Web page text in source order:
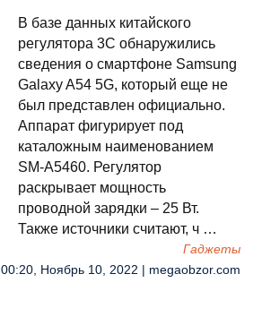
В базе данных китайского
регулятора 3C обнаружились
сведения о смартфоне Samsung
Galaxy A54 5G, который еще не
был представлен официально.
Аппарат фигурирует под
каталожным наименованием
SM-A5460. Регулятор
раскрывает мощность
проводной зарядки – 25 Вт.
Также источники считают, ч …
Гаджеты
00:20, Ноябрь 10, 2022 | megaobzor.com